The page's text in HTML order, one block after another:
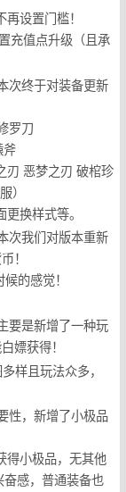
设置门槛！
充值点升级（且承
次终于对装备更新
罗刀
恶梦之刃 破棺珍
）
换样式等。
次我们对版本重新
！
的感觉！
要是新增了一种玩
嫖获得！
样且玩法众多，
性，新增了小极品
小极品，无其他
感，普通装备也